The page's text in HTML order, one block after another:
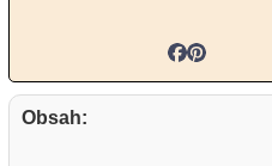
Obsah: